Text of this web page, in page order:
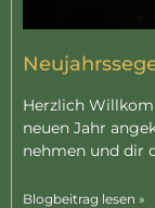
Herzlich
neuen Jahr
nehmen und dir
Blogbeitrag lesen »